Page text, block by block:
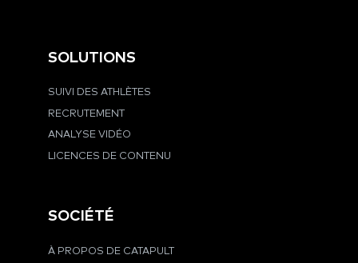
SOLUTIONS
SUIVI DES ATHLÈTES
RECRUTEMENT
ANALYSE VIDÉO
LICENCES DE CONTENU
SOCIÉTÉ
À PROPOS DE CATAPULT